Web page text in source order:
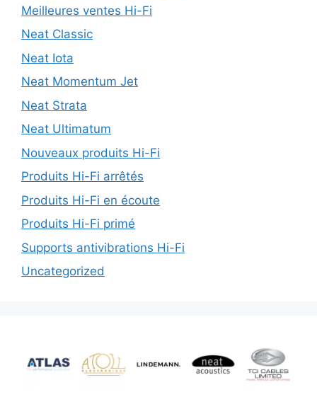
Meilleures ventes Hi-Fi
Neat Classic
Neat Iota
Neat Momentum Jet
Neat Strata
Neat Ultimatum
Nouveaux produits Hi-Fi
Produits Hi-Fi arrêtés
Produits Hi-Fi en écoute
Produits Hi-Fi primé
Supports antivibrations Hi-Fi
Uncategorized